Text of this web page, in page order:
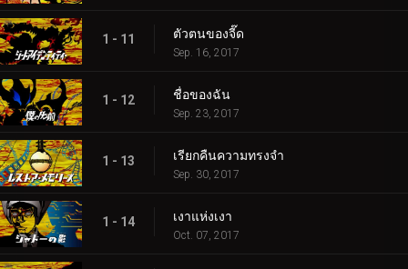
1 - 11 ตัวตนของจี๊ด
Sep. 16, 2017
1 - 12 ชื่อของฉัน
Sep. 23, 2017
1 - 13 เรียกคืนความทรงจำ
Sep. 30, 2017
1 - 14 เงาแห่งเงา
Oct. 07, 2017